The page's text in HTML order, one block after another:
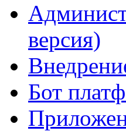
версия)
Бот